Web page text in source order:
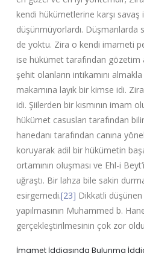
kendi hükümetlerine karşı savaş
düşünmüyorlardı. Düşmanlarda
de yoktu. Zira o kendi imameti
ise hükümet tarafından gözetim
şehit olanların intikamını
makamına layık bir kimse idi.
idi. Şiilerden bir kısmının imam
hükümet casusları tarafından
hanedanı tarafından canına
koruyarak adil bir hükümetin
ortamının oluşması ve Ehl-i
uğraştı. Bir lahza bile sakin
esirgemedi.[23] Dikkatli
yapılmasının Muhammed b.
gerçekleştirilmesinin çok zor
İmamet İddiasında Bulunma